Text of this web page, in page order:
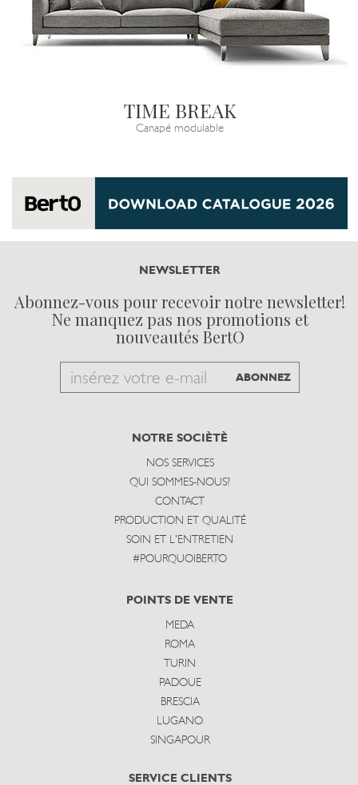
TIME BREAK
Canapé modulable
NEWSLETTER
Abonnez-vous pour recevoir notre newsletter!
Ne manquez pas nos promotions et
nouveautés BertO
Email
subscribe
ABONNEZ
NOTRE SOCIÈTÈ
NOS SERVICES
QUI SOMMES-NOUS?
CONTACT
PRODUCTION ET QUALITÉ
SOIN ET L'ENTRETIEN
#POURQUOIBERTO
POINTS DE VENTE
MEDA
ROMA
TURIN
PADOUE
BRESCIA
LUGANO
SINGAPOUR
SERVICE CLIENTS